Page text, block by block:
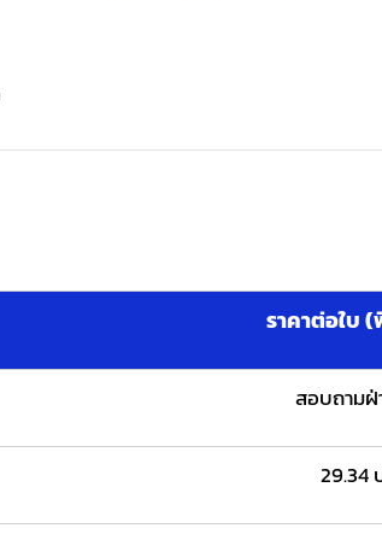
ราคาต่อใบ
สอบถามฝ่
29.34